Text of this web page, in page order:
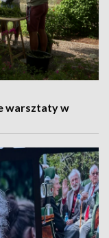
warsztaty w